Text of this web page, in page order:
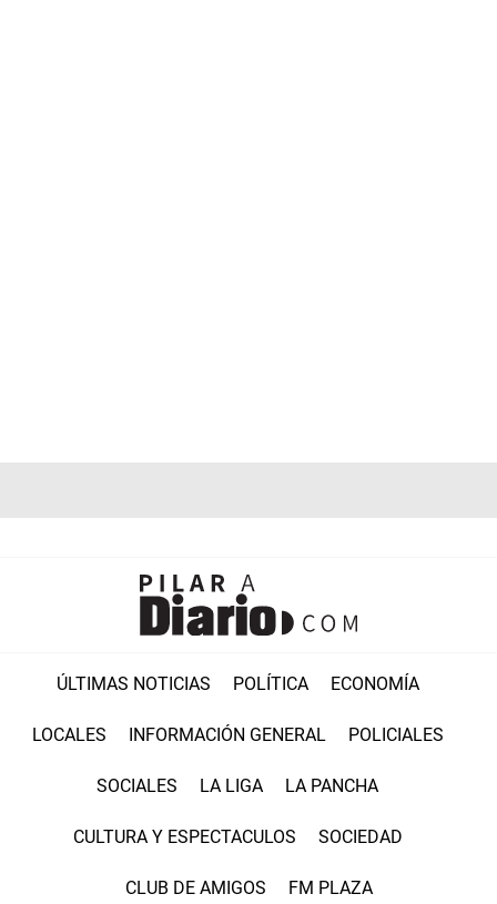
ÚLTIMAS NOTICIAS POLÍTICA ECONOMÍA
LOCALES INFORMACIÓN GENERAL POLICIALES
SOCIALES LA LIGA LA PANCHA
CULTURA Y ESPECTACULOS SOCIEDAD
CLUB DE AMIGOS FM PLAZA